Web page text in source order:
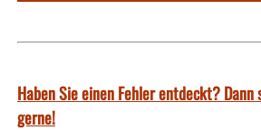
Haben Sie einen Fehler entdeckt? Dann
gerne!